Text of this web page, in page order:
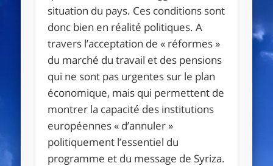
situation du pays. Ces conditions sont
donc bien en réalité politiques. A
travers l’acceptation de « réformes »
du marché du travail et des pensions
qui ne sont pas urgentes sur le plan
économique, mais qui permettent de
montrer la capacité des institutions
européennes « d’annuler »
politiquement l’essentiel du
programme et du message de Syriza.